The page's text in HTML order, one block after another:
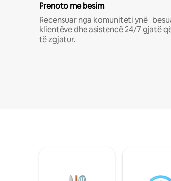
Prenoto me besim
Recensuar nga komuniteti ynë i
klientëve dhe asistencë 24/7 gjatë
të zgjatur.